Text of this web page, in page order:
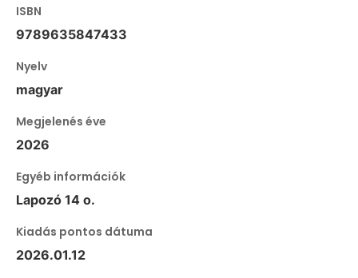
ISBN
9789635847433
Nyelv
magyar
Megjelenés éve
2026
Egyéb információk
Lapozó 14 o.
Kiadás pontos dátuma
2026.01.12